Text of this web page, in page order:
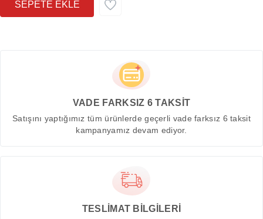
VADE FARKSIZ 6 TAKSİT
Satışını yaptığımız tüm ürünlerde geçerli vade farksız 6 taksit
kampanyamız devam ediyor.
TESLİMAT BİLGİLERİ